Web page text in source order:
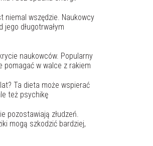
niemal wszędzie. Naukowcy
jego długotrwałym
naukowców. Popularny
pomagać w walce z rakiem
Ta dieta może wspierać
też psychikę
pozostawiają złudzeń.
mogą szkodzić bardziej,